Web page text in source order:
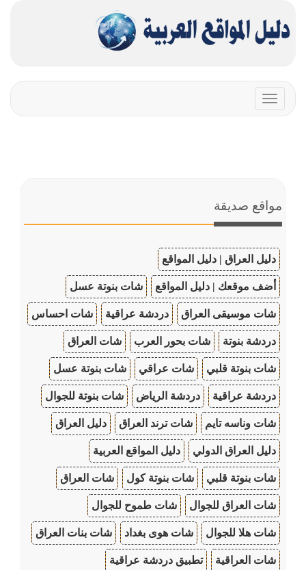
Toggle
navigation
مواقع صديقة
دليل العراق | دليل المواقع
أضف موقعك | دليل المواقع شات بنوتة عسل
شات موسيقى العراق دردشة عراقية شات احساس
دردشة بنوتة شات بحور العرب شات العراق
شات بنوتة قلبي شات عراقي شات بنوتة عسل
دردشة عراقية دردشة الرياض شات بنوتة للجوال
شات وناسه تايم شات ترند العراق دليل العراق
دليل العراق الدولي دليل المواقع العربية
شات بنوتة قلبي شات بنوتة كول شات العراق
شات العراق للجوال شات طموح للجوال
شات هلا للجوال شات هوى بغداد شات بنات العراق
شات العراقية تطبيق دردشة عراقية